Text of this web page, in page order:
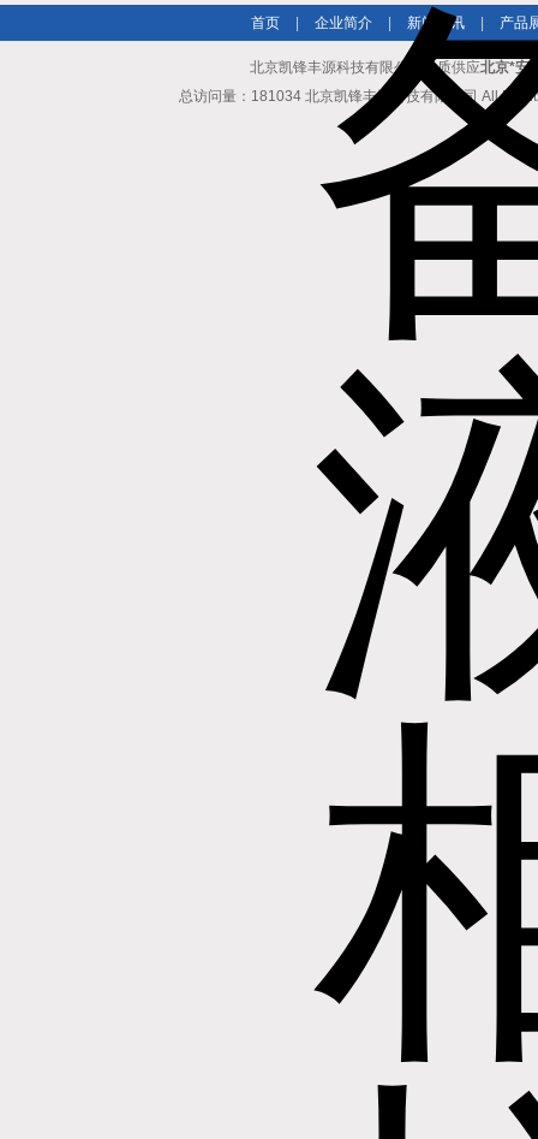
首页 企业简介 新闻资讯 产品
北京凯锋丰源科技有限公司优质供应北京*安
总访问量：181034 北京凯锋丰源科技有限公司 All